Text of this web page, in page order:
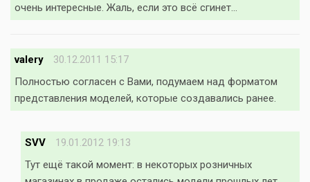
очень интересные. Жаль, если это всё сгинет...
valery
30.12.2011 15:17
Полностью согласен с Вами, подумаем над форматом
представления моделей, которые создавались ранее.
SVV
19.01.2012 19:13
Тут ещё такой момент: в некоторых розничных